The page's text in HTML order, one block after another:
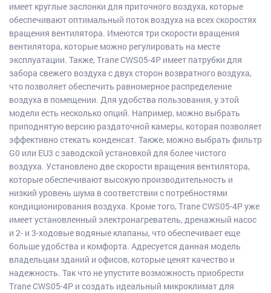
имеет круглые заслонки для приточного воздуха, которые
обеспечивают оптимальный поток воздуха на всех скоростях
вращения вентилятора. Имеются три скорости вращения
вентилятора, которые можно регулировать на месте
эксплуатации. Также, Trane CWS05-4P имеет патрубки для
забора свежего воздуха с двух сторон возвратного воздуха,
что позволяет обеспечить равномерное распределение
воздуха в помещении. Для удобства пользования, у этой
модели есть несколько опций. Например, можно выбрать
приподнятую версию раздаточной камеры, которая позволяет
эффективно стекать конденсат. Также, можно выбрать фильтр
G0 или EU3 с заводской установкой для более чистого
воздуха. Установлено две скорости вращения вентилятора,
которые обеспечивают высокую производительность и
низкий уровень шума в соответствии с потребностями
кондиционирования воздуха. Кроме того, Trane CWS05-4P уже
имеет установленный электронагреватель, дренажный насос
и 2- и 3-ходовые водяные клапаны, что обеспечивает еще
больше удобства и комфорта. Адресуется данная модель
владельцам зданий и офисов, которые ценят качество и
надежность. Так что не упустите возможность приобрести
Trane CWS05-4P и создать идеальный микроклимат для